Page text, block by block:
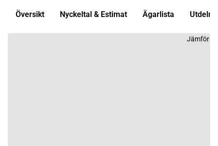
Översikt Nyckeltal & Estimat Ägarlista
Jämför